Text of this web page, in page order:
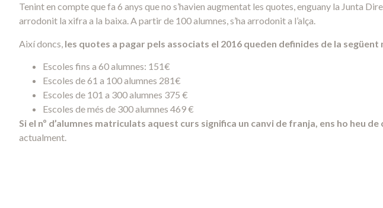
Tenint en compte que fa 6 anys que no s’havien augmentat les quotes, enguany la Junta
arrodonit la xifra a la baixa. A partir de 100 alumnes, s’ha arrodonit a l’alça.
Així doncs, les quotes a pagar pels associats el 2016 queden definides de la següent
Escoles fins a 60 alumnes: 151€
Escoles de 61 a 100 alumnes 281€
Escoles de 101 a 300 alumnes 375 €
Escoles de més de 300 alumnes 469 €
Si el nº d’alumnes matriculats aquest curs significa un canvi de franja, ens ho heu de
actualment.